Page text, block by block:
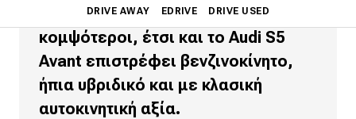
DRIVE AWAY EDRIVE DRIVE USED
Main navigation
Επικαιρότητα
Νέα μοντέλα
θεωρούνταν οι πιο σωστοί και οι
κομψότεροι, έτσι και το Audi S5
Avant επιστρέφει βενζινοκίνητο,
ήπια υβριδικό και με κλασική
αυτοκινητική αξία.